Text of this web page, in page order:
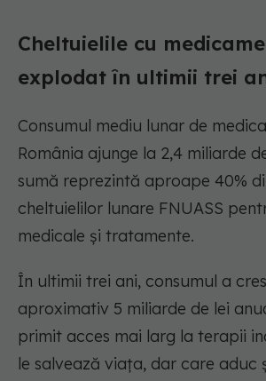
Cheltuielile cu
explodat în ultimii trei
Consumul mediu lunar de
România ajunge la 2,4 miliarde
sumă reprezintă aproape 40%
cheltuielilor lunare FNUASS
medicale și tratamente.
În ultimii trei ani, consumul a
aproximativ 5 miliarde de lei
primit acces mai larg la terapii
le salvează viața, dar care aduc